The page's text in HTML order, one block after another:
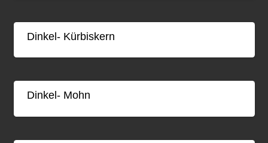
Dinkel- Kürbiskern
Dinkel- Mohn